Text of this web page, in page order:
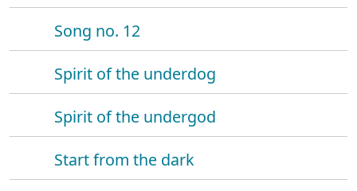
Song no. 12
Spirit of the underdog
Spirit of the undergod
Start from the dark